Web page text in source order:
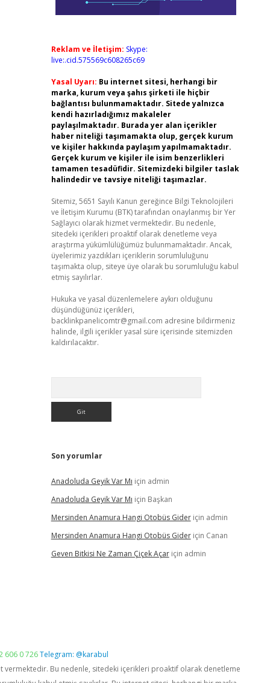
Reklam ve İletişim: Skype:
live:.cid.575569c608265c69
Yasal Uyarı: Bu internet sitesi, herhangi bir
marka, kurum veya şahıs şirketi ile hiçbir
bağlantısı bulunmamaktadır. Sitede yalnızca
kendi hazırladığımız makaleler
paylaşılmaktadır. Burada yer alan içerikler
haber niteliği taşımamakta olup, gerçek kurum
ve kişiler hakkında paylaşım yapılmamaktadır.
Gerçek kurum ve kişiler ile isim benzerlikleri
tamamen tesadüfidir. Sitemizdeki bilgiler taslak
halindedir ve tavsiye niteliği taşımazlar.
Sitemiz, 5651 Sayılı Kanun gereğince Bilgi Teknolojileri
ve İletişim Kurumu (BTK) tarafından onaylanmış bir Yer
Sağlayıcı olarak hizmet vermektedir. Bu nedenle,
sitedeki içerikleri proaktif olarak denetleme veya
araştırma yükümlülüğümüz bulunmamaktadır. Ancak,
üyelerimiz yazdıkları içeriklerin sorumluluğunu
taşımakta olup, siteye üye olarak bu sorumluluğu kabul
etmiş sayılırlar.
Hukuka ve yasal düzenlemelere aykırı olduğunu
düşündüğünüz içerikleri,
backlinkpanelicomtr@gmail.com adresine bildirmeniz
halinde, ilgili içerikler yasal süre içerisinde sitemizden
kaldırılacaktır.
Son yorumlar
Anadoluda Geyik Var Mı için admin
Anadoluda Geyik Var Mı için Başkan
Mersinden Anamura Hangi Otobüs Gideriçin admin
Mersinden Anamura Hangi Otobüs Gideriçin Canan
Geven Bitkisi Ne Zaman Çiçek Açariçin admin
606 0 726Telegram: @karabul
vermektedir. Bu nedenle, sitedeki içerikleri proaktif olarak denetleme